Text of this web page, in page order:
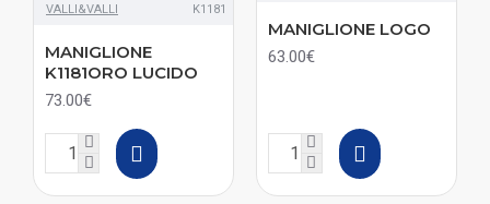
VALLI&VALLI K1181
MANIGLIONE
K1181ORO LUCIDO
73.00€
MANIGLIONE LOGO
63.00€